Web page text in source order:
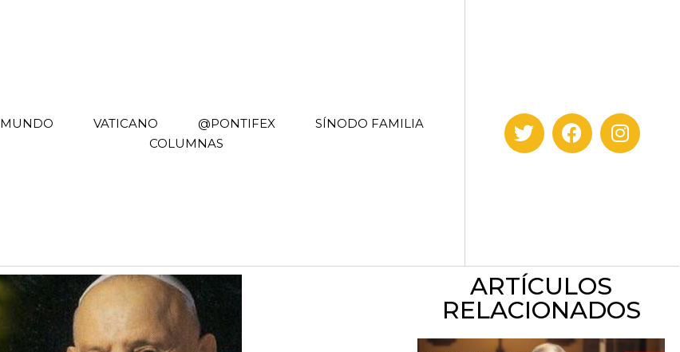
MUNDO VATICANO @PONTIFEX
SÍNODO FAMILIA
COLUMNAS
ARTÍCULOS
RELACIONADOS